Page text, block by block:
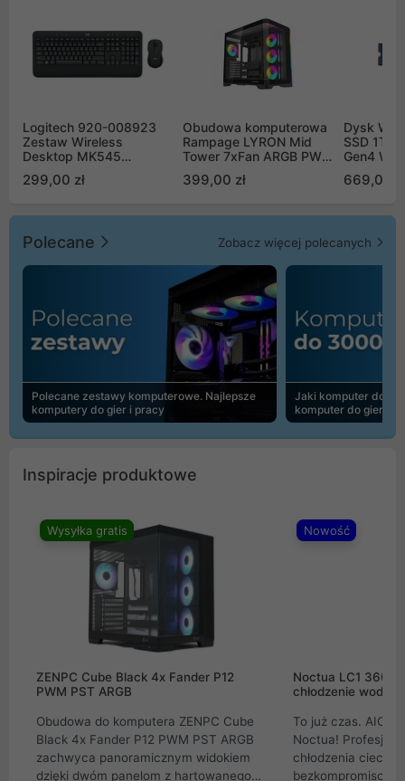
Logitech 920-008923
Zestaw Wireless
Desktop MK545
299,00 zł
Obudowa komputerowa
Rampage LYRON Mid
Tower 7xFan ARGB PWM
399,00 zł
Dysk WD
SSD 1TB
Gen4
669,00
Polecane Zobacz więcej polecanych
Polecane zestawy komputerowe. Najlepsze
komputery do gier i pracy
Jaki komputer do
komputer do gier |
Inspiracje produktowe
Wysyłka gratis
ZENPC Cube Black 4x Fander P12
PWM PST ARGB
Obudowa do komputera ZENPC Cube
Black 4x Fander P12 PWM PST ARGB
zachwyca panoramicznym widokiem
dzięki dwóm panelom z hartowanego
Nowość
Noctua LC1
chłodzenie wodne
To już czas. AIO
Noctua!
chłodzenia cieczą